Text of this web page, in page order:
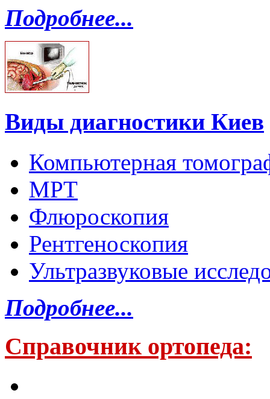
Подробнее...
Виды диагностики Киев
Компьютерная
МРТ
Флюроскопия
Рентгеноскопия
Ультразвуковые
Подробнее...
Справочник ортопеда: